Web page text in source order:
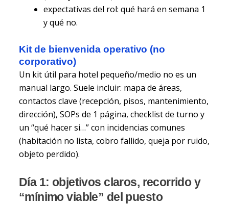
expectativas del rol: qué hará en semana 1
y qué no.
Kit de bienvenida operativo (no
corporativo)
Un kit útil para hotel pequeño/medio no es un
manual largo. Suele incluir: mapa de áreas,
contactos clave (recepción, pisos, mantenimiento,
dirección), SOPs de 1 página, checklist de turno y
un “qué hacer si…” con incidencias comunes
(habitación no lista, cobro fallido, queja por ruido,
objeto perdido).
Día 1: objetivos claros, recorrido y
“mínimo viable” del puesto